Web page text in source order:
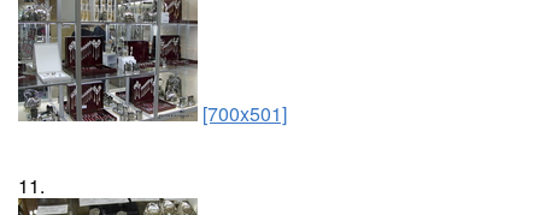
[700x501]
11.